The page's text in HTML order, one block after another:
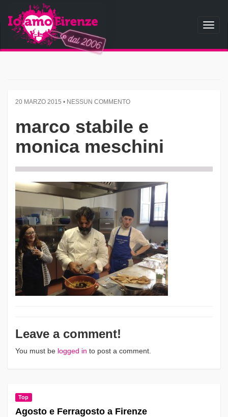
20 MARZO 2015 • NESSUN COMMENTO
marco stabile e
monica meschini
Leave a comment!
You must be logged in to post a comment.
Top
Agosto e Ferragosto a Firenze